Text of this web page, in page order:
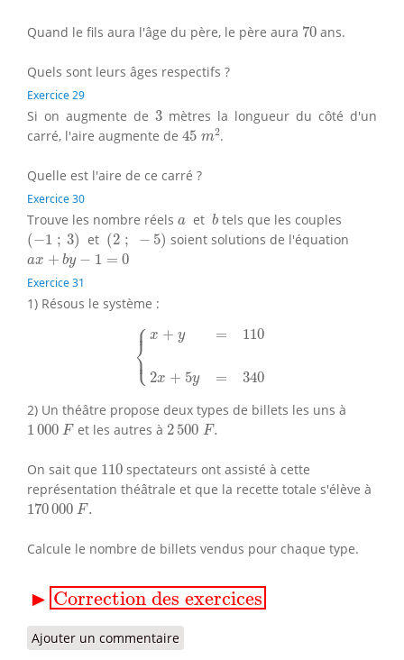
Quand le fils aura l'âge du père, le père aura 70
70 ans.
Quels sont leurs âges respectifs ?
Exercice 29
Si on augmente de 3
3 mètres la longueur du côté d'un
carré, l'aire augmente de 45 m2
45m 2.
Quelle est l'aire de ce carré ?
Exercice 30
Trouve les nombre réels a
a et b
b tels que les couples
(−1 ; 3)
(− 1 3 ) et (2 ; − 5)
(2 soient solutions de l'équation
ax + by − 1 = 0
ax by− =0
Exercice 31
1) Résous le système :
⎧
⎪
⎨
⎪
⎩
x + y = 110
2x + 5y = 340
x +y = 110 y=340
2) Un théâtre propose deux types de billets les uns à
1 000 F
1000 F et les autres à 2 500 F.
2500F.
On sait que 110
110spectateurs ont assisté à cette
représentation théâtrale et que la recette totale s'élève à
170000 F.
170000F
Calcule le nombre de billets vendus pour chaque type.
▶ Correction des exercices
Correction des exercices
Ajouter un commentaire